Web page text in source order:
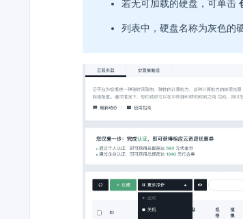
若无可加载的硬盘，可单击
列表中，硬盘名称为灰色的